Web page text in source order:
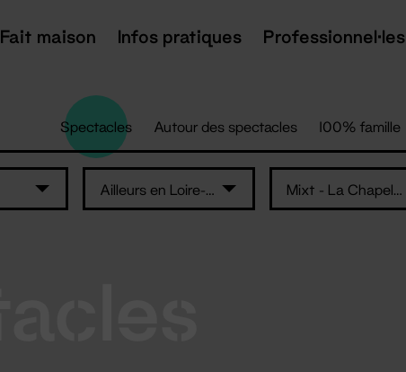
Fait maison Infos pratiques Professionnel·les
Spectacles Autour des spectacles 100% famille
Ailleurs en Loire-Atlantique Mixt - La Chapelle